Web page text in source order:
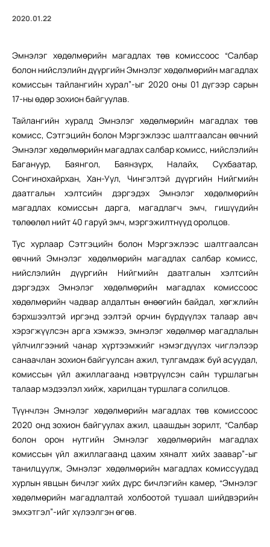
2020.01.22
Эмнэлэг хөдөлмөрийн магадлах төв комиссоос “Салбар
болон нийслэлийн дүүргийн Эмнэлэг хөдөлмөрийн магадлах
комиссын тайлангийн хурал”-ыг 2020 оны 01 дүгээр сарын
17-ны өдөр зохион байгуулав.
Тайлангийн хуралд Эмнэлэг хөдөлмөрийн магадлах төв
комисс, Сэтгэцийн болон Мэргэжлээс шалтгаалсан өвчний
Эмнэлэг хөдөлмөрийн магадлах салбар комисс, нийслэлийн
Багануур, Баянгол, Баянзүрх, Налайх, Сүхбаатар,
Сонгинохайрхан, Хан-Уул, Чингэлтэй дүүргийн Нийгмийн
даатгалын хэлтсийн дэргэдэх Эмнэлэг хөдөлмөрийн
магадлах комиссын дарга, магадлагч эмч, гишүүдийн
төлөөлөл нийт 40 гаруй эмч, мэргэжилтнүүд оролцов.
Тус хурлаар Сэтгэцийн болон Мэргэжлээс шалтгаалсан
өвчний Эмнэлэг хөдөлмөрийн магадлах салбар комисс,
нийслэлийн дүүргийн Нийгмийн даатгалын хэлтсийн
дэргэдэх Эмнэлэг хөдөлмөрийн магадлах комиссоос
хөдөлмөрийн чадвар алдалтын өнөөгийн байдал, хөгжлийн
бэрхшээлтэй иргэнд ээлтэй орчин бүрдүүлэх талаар авч
хэрэгжүүлсэн арга хэмжээ, эмнэлэг хөдөлмөр магадлалын
үйлчилгээний чанар хүртээмжийг нэмэгдүүлэх чиглэлээр
санаачлан зохион байгуулсан ажил, тулгамдаж буй асуудал,
комиссын үйл ажиллагаанд нэвтрүүлсэн сайн туршлагын
талаар мэдээлэл хийж, харилцан туршлага солилцов.
Түүнчлэн Эмнэлэг хөдөлмөрийн магадлах төв комиссоос
2020 онд зохион байгуулах ажил, цаашдын зорилт, “Салбар
болон орон нутгийн Эмнэлэг хөдөлмөрийн магадлах
комиссын үйл ажиллагаанд цахим хяналт хийх заавар”-ыг
танилцуулж, Эмнэлэг хөдөлмөрийн магадлах комиссуудад
хурлын явцын бичлэг хийх дүрс бичлэгийн камер, “Эмнэлэг
хөдөлмөрийн магадлалтай холбоотой тушаал шийдвэрийн
эмхэтгэл”-ийг хүлээлгэн өгөв.